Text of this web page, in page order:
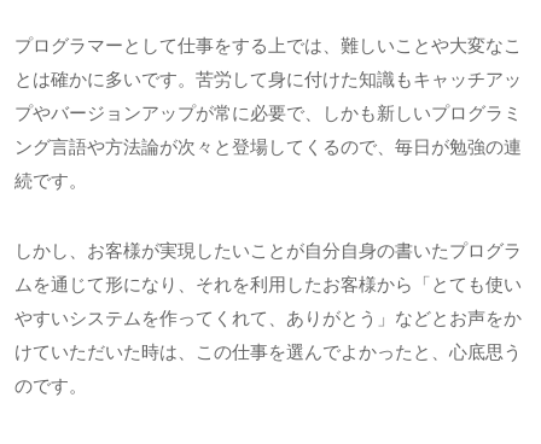
プログラマーとして仕事をする上では、難しいことや大変なこ
とは確かに多いです。苦労して身に付けた知識もキャッチアッ
プやバージョンアップが常に必要で、しかも新しいプログラミ
ング言語や方法論が次々と登場してくるので、毎日が勉強の連
続です。
しかし、お客様が実現したいことが自分自身の書いたプログラ
ムを通じて形になり、それを利用したお客様から「とても使い
やすいシステムを作ってくれて、ありがとう」などとお声をか
けていただいた時は、この仕事を選んでよかったと、心底思う
のです。